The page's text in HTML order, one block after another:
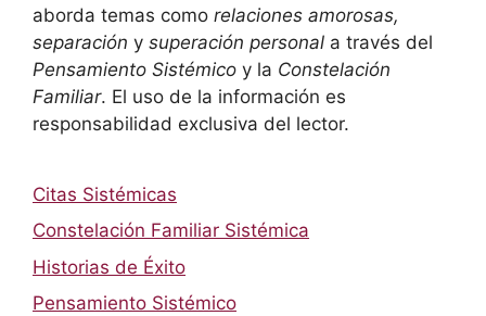
aborda temas como relaciones amorosas,
separación y superación personal a través del
Pensamiento Sistémico y la Constelación
Familiar. El uso de la información es
responsabilidad exclusiva del lector.
Citas Sistémicas
Constelación Familiar Sistémica
Historias de Éxito
Pensamiento Sistémico